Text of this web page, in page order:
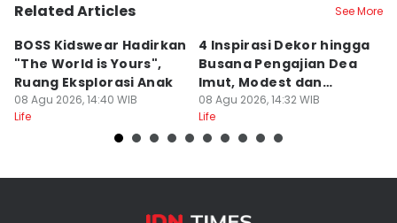
Related Articles See More
BOSS Kidswear Hadirkan
"The World is Yours",
Ruang Eksplorasi Anak
08 Agu 2026, 14:40 WIB
Life
4 Inspirasi Dekor hingga
Busana Pengajian Dea
Imut, Modest dan
Anggun!
08 Agu 2026, 14:32 WIB
Life